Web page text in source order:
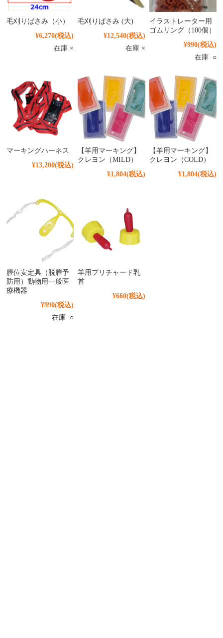
毛刈りばさみ（小）
¥6,270(税込)
在庫 ×
毛刈りばさみ (大)
¥12,540(税込)
在庫 ×
イラストレーター用
ゴムリング（100個）
¥990(税込)
在庫 ○
マーキングハーネス
¥13,200(税込)
【羊用マーキング】
クレヨン（MILD）
¥1,804(税込)
【羊用マーキング】
クレヨン（COLD）
¥1,804(税込)
膣位安定具（脱膣予
防用）動物用一般医
療機器
¥990(税込)
在庫 ○
羊用プリチャード乳
首
¥660(税込)